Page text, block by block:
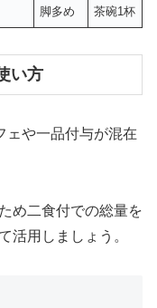
脚多め 茶碗1杯
い方
ェや一品付与が混在
め二食付での総量を
活用しましょう。